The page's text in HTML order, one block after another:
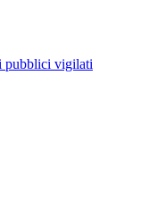
pubblici vigilati